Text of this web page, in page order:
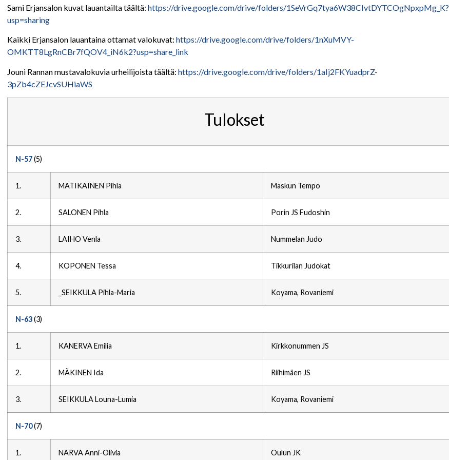
Sami Erjansalon kuvat lauantailta täältä: https://drive.google.com/drive/folders/1SeVrGq7tya6W38CIvtDYTCOgNpxpMg_K?
usp=sharing
Kaikki Erjansalon lauantaina ottamat valokuvat: https://drive.google.com/drive/folders/1nXuMVY-
OMKTT8LgRnCBr7fQOV4_iN6k2?usp=share_link
Jouni Rannan mustavalokuvia urheilijoista täältä: https://drive.google.com/drive/folders/1aIj2FKYuadprZ-
3pZb4cZEJcvSUHiaWS
Tulokset
N-57(5)
1. MATIKAINEN Pihla Maskun Tempo
2. SALONEN Pihla Porin JS Fudoshin
3. LAIHO Venla Nummelan Judo
4. KOPONEN Tessa Tikkurilan Judokat
5. _SEIKKULA Pihla-Maria Koyama, Rovaniemi
N-63(3)
1. KANERVA Emilia Kirkkonummen JS
2. MÄKINEN Ida Riihimäen JS
3. SEIKKULA Louna-Lumia Koyama, Rovaniemi
N-70(7)
1. NARVA Anni-Olivia Oulun JK